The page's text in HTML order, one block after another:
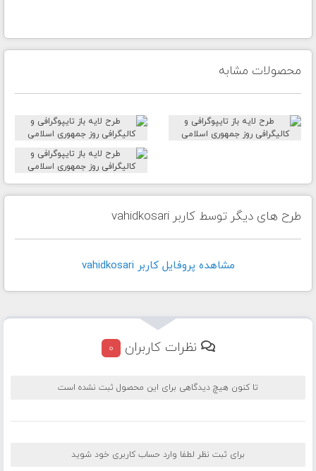
محصولات مشابه
طرح های دیگر توسط کاربر vahidkosari
مشاهده پروفايل کاربر vahidkosari
نظرات کاربران 0
تا کنون هیچ دیدگاهی برای این محصول ثبت نشده است
برای ثبت نظر لطفا وارد حساب کاربری خود شوید